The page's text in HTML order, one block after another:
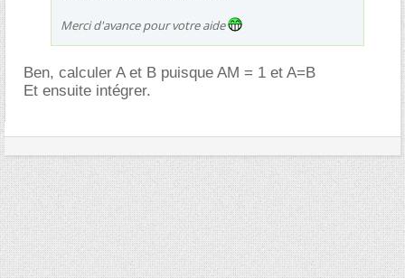
Merci d'avance pour votre aide
Ben, calculer A et B puisque AM = 1 et A=B
Et ensuite intégrer.